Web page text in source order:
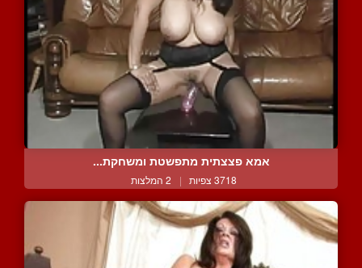
אמא פצצתית מתפשטת ומשחקת...
3718 צפיות | 2 המלצות